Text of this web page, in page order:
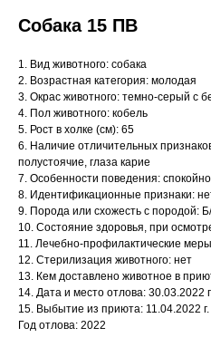
Собака 15 ПВ
1. Вид животного: собака
2. Возрастная категория: молодая
3. Окрас животного: темно-серый с
4. Пол животного: кобель
5. Рост в холке (см): 65
6. Наличие отличительных
полустоячие, глаза карие
7. Особенности поведения:
8. Идентификационные признаки:
9. Порода или схожесть с породой:
10. Состояние здоровья, при
11. Лечебно-профилактические
12. Стерилизация животного: нет
13. Кем доставлено животное в
14. Дата и место отлова: 30.03.2022
15. Выбытие из приюта: 11.04.2022 г.
Год отлова: 2022